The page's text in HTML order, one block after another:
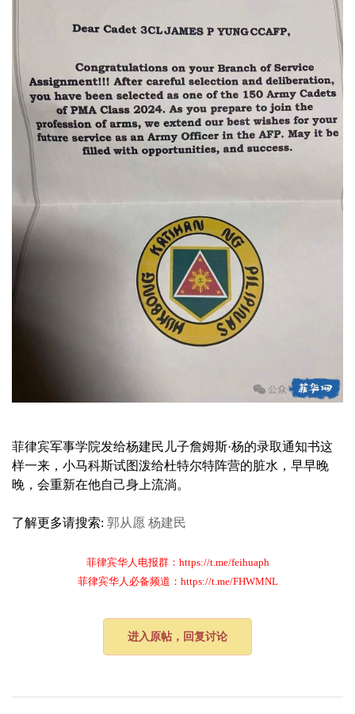
菲律宾军事学院发给杨建民儿子詹姆斯·杨的录取通知书这
样一来，小马科斯试图泼给杜特尔特阵营的脏水，早早晚
晚，会重新在他自己身上流淌。
了解更多请搜索: 郭从愿 杨建民
菲律宾华人电报群：https://t.me/feihuaph
菲律宾华人必备频道：https://t.me/FHWMNL
进入原帖，回复讨论